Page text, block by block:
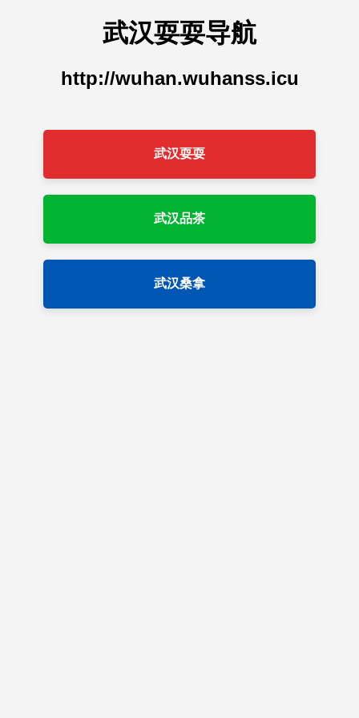
武汉耍耍导航
http://wuhan.wuhanss.icu
武汉耍耍
武汉品茶
武汉桑拿